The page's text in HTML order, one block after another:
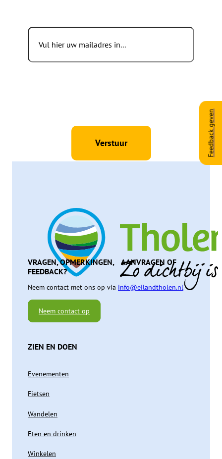
Email
VRAGEN, OPMERKINGEN, AANVRAGEN OF
FEEDBACK?
Neem contact met ons op via info@eilandtholen.nl
Neem contact op
ZIEN EN DOEN
Evenementen
Fietsen
Wandelen
Eten en drinken
Winkelen
Feedback geven